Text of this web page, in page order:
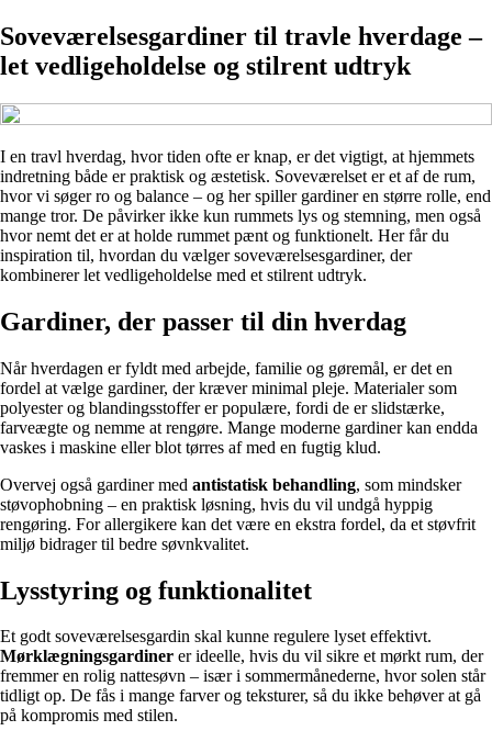
Soveværelsesgardiner til travle hverdage –
let vedligeholdelse og stilrent udtryk
I en travl hverdag, hvor tiden ofte er knap, er det vigtigt, at hjemmets
indretning både er praktisk og æstetisk. Soveværelset er et af de rum,
hvor vi søger ro og balance – og her spiller gardiner en større rolle, end
mange tror. De påvirker ikke kun rummets lys og stemning, men også
hvor nemt det er at holde rummet pænt og funktionelt. Her får du
inspiration til, hvordan du vælger soveværelsesgardiner, der
kombinerer let vedligeholdelse med et stilrent udtryk.
Gardiner, der passer til din hverdag
Når hverdagen er fyldt med arbejde, familie og gøremål, er det en
fordel at vælge gardiner, der kræver minimal pleje. Materialer som
polyester og blandingsstoffer er populære, fordi de er slidstærke,
farveægte og nemme at rengøre. Mange moderne gardiner kan endda
vaskes i maskine eller blot tørres af med en fugtig klud.
Overvej også gardiner med antistatisk behandling, som mindsker
støvophobning – en praktisk løsning, hvis du vil undgå hyppig
rengøring. For allergikere kan det være en ekstra fordel, da et støvfrit
miljø bidrager til bedre søvnkvalitet.
Lysstyring og funktionalitet
Et godt soveværelsesgardin skal kunne regulere lyset effektivt.
Mørklægningsgardiner er ideelle, hvis du vil sikre et mørkt rum, der
fremmer en rolig nattesøvn – især i sommermånederne, hvor solen står
tidligt op. De fås i mange farver og teksturer, så du ikke behøver at gå
på kompromis med stilen.